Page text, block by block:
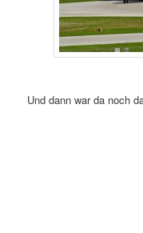
Und dann war da noch